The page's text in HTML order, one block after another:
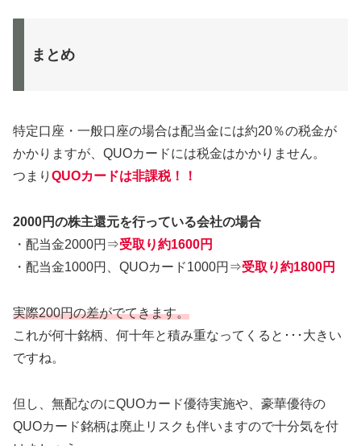
まとめ
特定口座・一般口座の場合は配当金には約20％の税金が
かかりますが、QUOカードには税金はかかりません。
つまり QUOカードは非課税！！
2000円の株主還元を行っている会社の場合
・配当金2000円⇒受取り約1600円
・配当金1000円、QUOカード1000円⇒受取り約1800円
実際200円の差がでてきます。
これが何十銘柄、何十年と積み重なってくると･･･大きい
ですね。
但し、無配なのにQUOカード優待実施や、豪華優待の
QUOカード銘柄は廃止リスクも伴いますので十分気を付